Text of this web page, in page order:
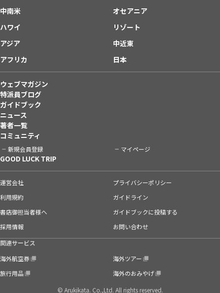
中南米
オセアニア
ハワイ
リゾート
アジア
中近東
アフリカ
日本
ウェブマガジン
特派員ブログ
ガイドブック
ニュース
著者一覧
コミュニティ
新規会員登録 マイページ
GOOD LUCK TRIP
運営会社
プライバシーポリシー
利用規約
ガイドライン
書店御担当者様へ
ガイドブックに投稿する
採用情報
お問い合わせ
関連サービス
海外航空券
海外ツアー
旅行用品
海外のおみやげ
© Arukikata. Co.,Ltd. All rights reserved.